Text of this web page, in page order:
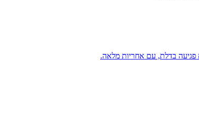
פגיעה בדלת, עם אחריות מלאה.